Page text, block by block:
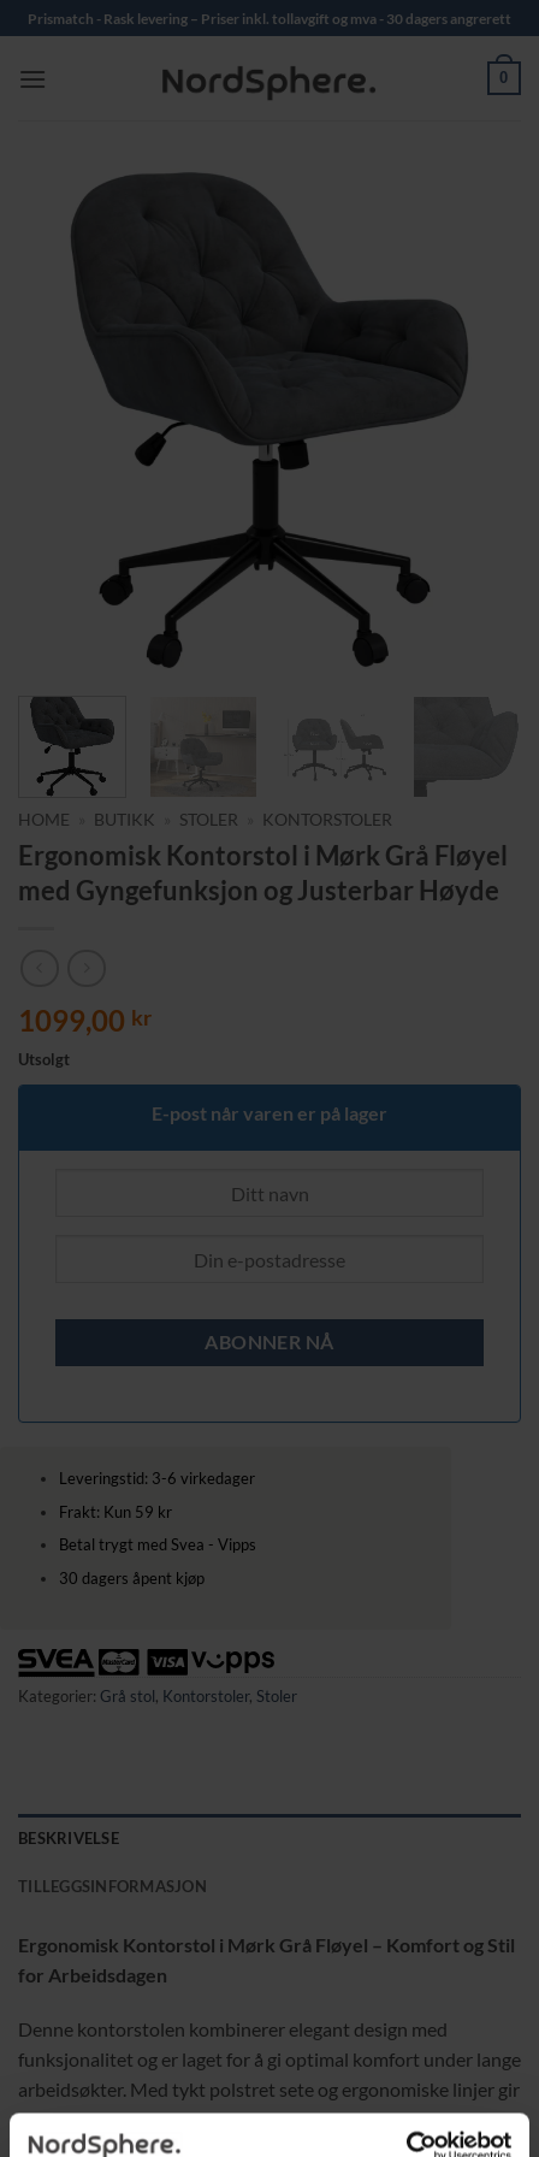
Skip
to
content
Prismatch - Rask levering – Priser inkl. tollavgift og mva - 30 dagers angrerett
0
HOME BUTIKK STOLER KONTORSTOLER
Ergonomisk Kontorstol i Mørk Grå Fløyel
med Gyngefunksjon og Justerbar Høyde
1099,00 kr
Utsolgt
E-post når varen er på lager
Leveringstid: 3-6 virkedager
Frakt: Kun 59 kr
Betal trygt med Svea - Vipps
30 dagers åpent kjøp
Kategorier: Grå stol, Kontorstoler, Stoler
BESKRIVELSE
TILLEGGSINFORMASJON
Ergonomisk Kontorstol i Mørk Grå Fløyel – Komfort og Stil
for Arbeidsdagen
Denne kontorstolen kombinerer elegant design med
funksjonalitet og er laget for å gi optimal komfort under lange
arbeidsøkter. Med tykt polstret sete og ergonomiske linjer gir
stolen utmerket støtte for ryggen. Den justerbare høyden og
gyngefunksjonen gjør stolen ideell både for arbeid og